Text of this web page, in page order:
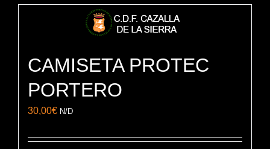
CAMISETA PROTEC
PORTERO
30,00€ N/D